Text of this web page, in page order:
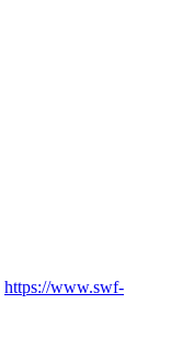
https://www.swf-